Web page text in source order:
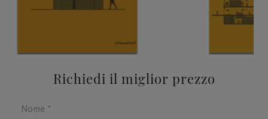
Richiedi il miglior prezzo